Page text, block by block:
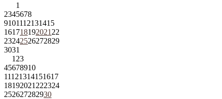
1
2345678
9101112131415
161718192021 22
23242526272829
3031
1 23
45678910
11121314151617
18192021 222324
252627282930